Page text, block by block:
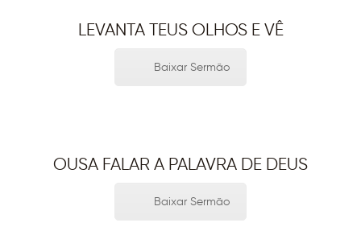
LEVANTA TEUS OLHOS E VÊ
Baixar Sermão
OUSA FALAR A PALAVRA DE DEUS
Baixar Sermão